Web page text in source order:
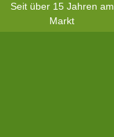
Seit über 15 Jahren am
Markt